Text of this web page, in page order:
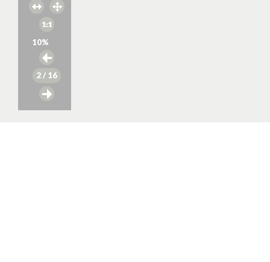
10%
2/ 16